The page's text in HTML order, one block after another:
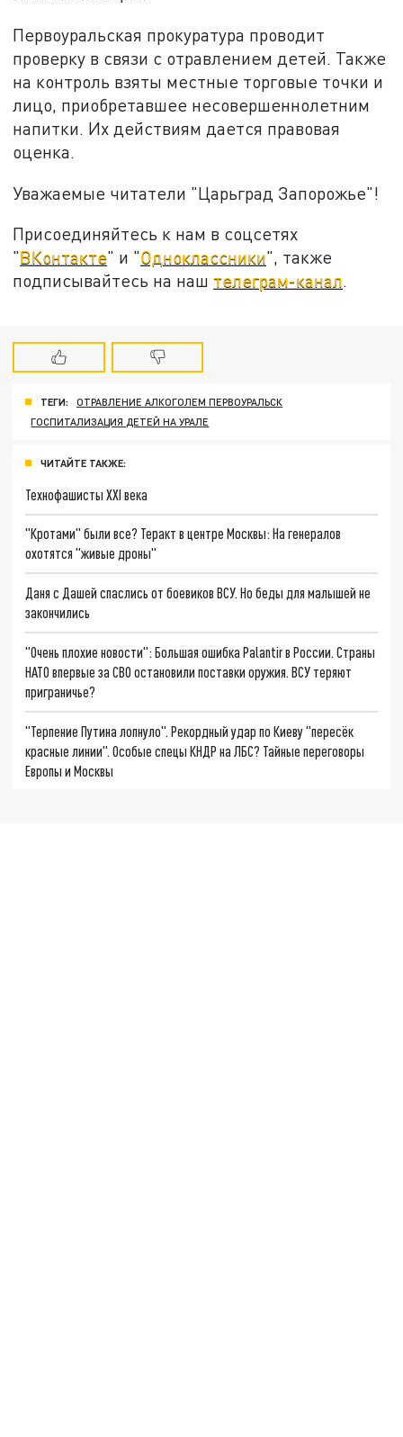
Первоуральская прокуратура проводит
проверку в связи с отравлением детей. Также
на контроль взяты местные торговые точки и
лицо, приобретавшее несовершеннолетним
напитки. Их действиям дается правовая
оценка.
Уважаемые читатели "Царьград Запорожье"!
Присоединяйтесь к нам в соцсетях
"ВКонтакте" и "Одноклассники", также
подписывайтесь на наш телеграм-канал.
ТЕГИ:
ОТРАВЛЕНИЕ АЛКОГОЛЕМ ПЕРВОУРАЛЬСК
ГОСПИТАЛИЗАЦИЯ ДЕТЕЙ НА УРАЛЕ
ЧИТАЙТЕ ТАКЖЕ:
Технофашисты XXI века
"Кротами" были все? Теракт в центре Москвы: На генералов
охотятся "живые дроны"
Даня с Дашей спаслись от боевиков ВСУ. Но беды для малышей не
закончились
"Очень плохие новости": Большая ошибка Palantir в России. Страны
НАТО впервые за СВО остановили поставки оружия. ВСУ теряют
приграничье?
"Терпение Путина лопнуло". Рекордный удар по Киеву "пересёк
красные линии". Особые спецы КНДР на ЛБС? Тайные переговоры
Европы и Москвы